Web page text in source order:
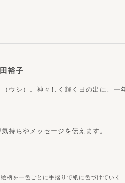
柄を一色ごとに手摺りで紙に色づけていく
裕子
ウシ）。神々しく輝く日の出に、一
持ちやメッセージを伝えます。